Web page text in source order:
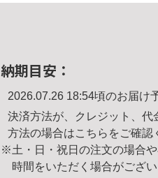
納期目安：
2026.07.26 18:54頃のお届け
決済方法が、クレジット、
方法の場合はこちら をご確認
※土・日・祝日の注文の場合
時間をいただく場合がござい